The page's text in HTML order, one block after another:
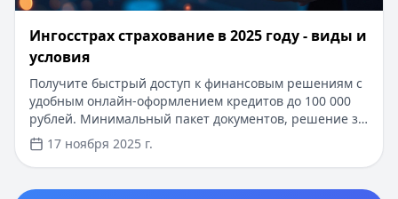
​Ингосстрах страхование в 2025 году - виды и
условия
Получите быстрый доступ к финансовым решениям с
удобным онлайн-оформлением кредитов до 100 000
рублей. Минимальный пакет документов, решение за
15 минут, возможность получения займа без справки
о доходах. Первый займ под 0% для новых клиентов,
срок кредитования до 24 месяцев. Воспользуйтесь
персональным подбором кредитных предложений с
17 ноября 2025 г.